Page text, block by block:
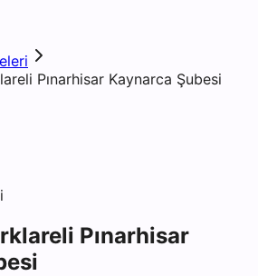
Pınarhisar Kaynarca Şubesi
Pınarhisar